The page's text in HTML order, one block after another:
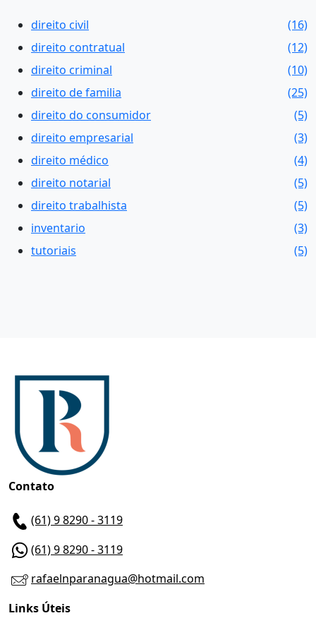
direito civil
(16)
direito contratual
(12)
direito criminal
(10)
direito de familia
(25)
direito do consumidor
(5)
direito empresarial
(3)
direito médico
(4)
direito notarial
(5)
direito trabalhista
(5)
inventario
(3)
tutoriais
(5)
Contato
(61) 9 8290 - 3119
(61) 9 8290 - 3119
rafaelnparanagua@hotmail.com
Links Úteis